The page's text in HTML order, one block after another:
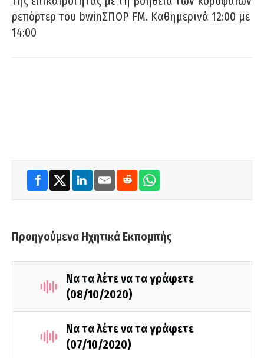
ρεπόρτερ του bwinΣΠΟΡ FM. Καθημερινά 12:00 με
14:00
Προηγούμενα Ηχητικά Εκπομπής
Να τα λέτε να τα γράφετε
(08/10/2020)
Να τα λέτε να τα γράφετε
(07/10/2020)